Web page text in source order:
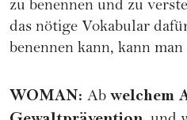
zu benennen und zu
das nötige Vokabular
benennen kann, kann
WOMAN: Ab welchem